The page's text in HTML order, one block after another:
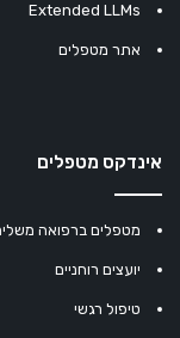
Extended LLMs
אתר מטפלים
אינדקס מטפלים
מטפלים ברפואה
יועצים רוחניים
טיפול רגשי